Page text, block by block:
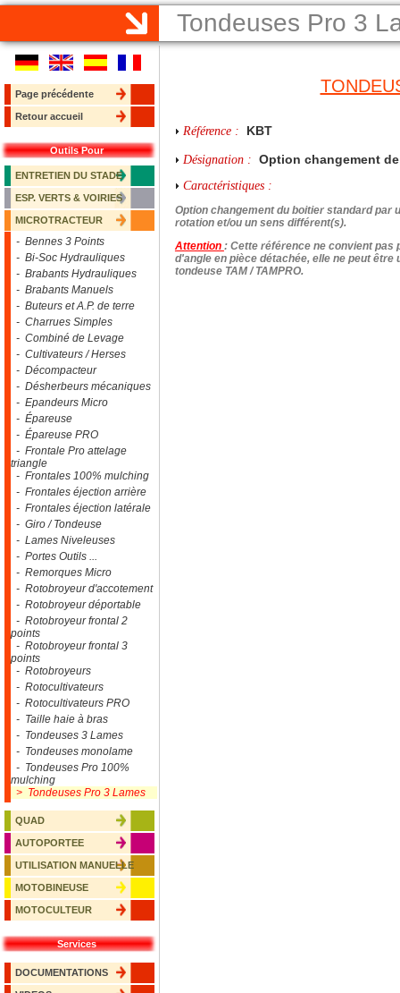
Tondeuses Pro 3
Page précédente
Retour accueil
Outils Pour
ENTRETIEN DU STADE
ESP. VERTS & VOIRIES
MICROTRACTEUR
- Bennes 3 Points
- Bi-Soc Hydrauliques
- Brabants Hydrauliques
- Brabants Manuels
- Buteurs et A.P. de terre
- Charrues Simples
- Combiné de Levage
- Cultivateurs / Herses
- Décompacteur
- Désherbeurs mécaniques
- Epandeurs Micro
- Épareuse
- Épareuse PRO
- Frontale Pro attelage
triangle
- Frontales 100% mulching
- Frontales éjection arrière
- Frontales éjection latérale
- Giro / Tondeuse
- Lames Niveleuses
- Portes Outils ...
- Remorques Micro
- Rotobroyeur d'accotement
- Rotobroyeur déportable
- Rotobroyeur frontal 2
points
- Rotobroyeur frontal 3
points
- Rotobroyeurs
- Rotocultivateurs
- Rotocultivateurs PRO
- Taille haie à bras
- Tondeuses 3 Lames
- Tondeuses monolame
- Tondeuses Pro 100%
mulching
> Tondeuses Pro 3 Lames
QUAD
AUTOPORTEE
UTILISATION MANUELLE
MOTOBINEUSE
MOTOCULTEUR
Services
DOCUMENTATIONS
Référence : KBT
Désignation : Option changement
Caractéristiques :
Option changement du boitier standard par
rotation et/ou un sens différent(s).
Attention : Cette référence ne convient pas
d'angle en pièce détachée, elle ne peut
tondeuse TAM / TAMPRO.